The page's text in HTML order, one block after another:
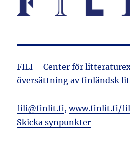
FILI – Center för
översättning av finländsk
fili@finlit.fi,www.finlit.fi/
Skicka synpunkter